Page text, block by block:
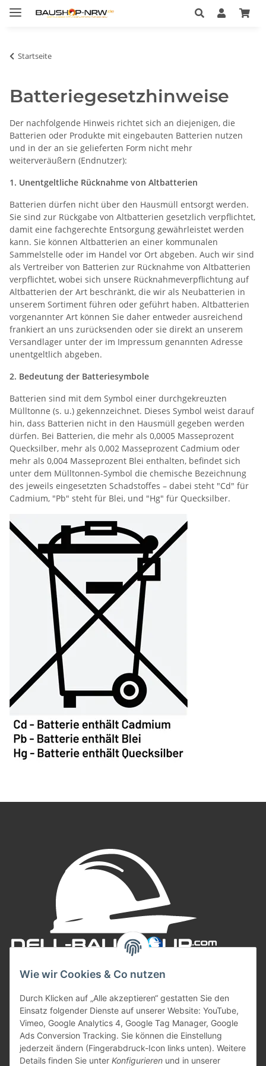
Wie wir Cookies & Co nutzen
Durch Klicken auf „Alle akzeptieren“ gestatten Sie den
Einsatz folgender Dienste auf unserer Website: YouTube,
Vimeo, Google Analytics 4, Google Tag Manager, Google
Ads Conversion Tracking. Sie können die Einstellung
jederzeit ändern (Fingerabdruck-Icon links unten). Weitere
Details finden Sie unter Konfigurieren und in unserer
Startseite
Batteriegesetzhinweise
Der nachfolgende Hinweis richtet sich an diejenigen, die
Batterien oder Produkte mit eingebauten Batterien nutzen
und in der an sie gelieferten Form nicht mehr
weiterveräußern (Endnutzer):
1. Unentgeltliche Rücknahme von Altbatterien
Batterien dürfen nicht über den Hausmüll entsorgt werden.
Sie sind zur Rückgabe von Altbatterien gesetzlich verpflichtet,
damit eine fachgerechte Entsorgung gewährleistet werden
kann. Sie können Altbatterien an einer kommunalen
Sammelstelle oder im Handel vor Ort abgeben. Auch wir sind
als Vertreiber von Batterien zur Rücknahme von Altbatterien
verpflichtet, wobei sich unsere Rücknahmeverpflichtung auf
Altbatterien der Art beschränkt, die wir als Neubatterien in
unserem Sortiment führen oder geführt haben. Altbatterien
vorgenannter Art können Sie daher entweder ausreichend
frankiert an uns zurücksenden oder sie direkt an unserem
Versandlager unter der im Impressum genannten Adresse
unentgeltlich abgeben.
2. Bedeutung der Batteriesymbole
Batterien sind mit dem Symbol einer durchgekreuzten
Mülltonne (s. u.) gekennzeichnet. Dieses Symbol weist darauf
hin, dass Batterien nicht in den Hausmüll gegeben werden
dürfen. Bei Batterien, die mehr als 0,0005 Masseprozent
Quecksilber, mehr als 0,002 Masseprozent Cadmium oder
mehr als 0,004 Masseprozent Blei enthalten, befindet sich
unter dem Mülltonnen-Symbol die chemische Bezeichnung
des jeweils eingesetzten Schadstoffes – dabei steht "Cd" für
Cadmium, "Pb" steht für Blei, und "Hg" für Quecksilber.
Informationen